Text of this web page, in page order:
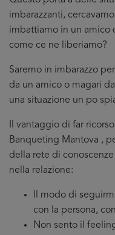
imbarazzanti,
imbattiamo in un amico
come ce ne liberiamo?
Saremo in imbarazzo
da un amico o magari
una situazione un po
Il vantaggio di far
Banqueting Mantova ,
della rete di
nella relazione:
Il modo di
con la persona,
Non sento il